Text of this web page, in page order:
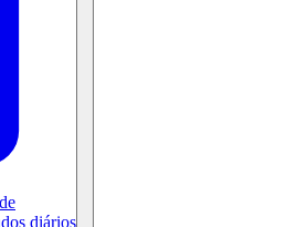
diários